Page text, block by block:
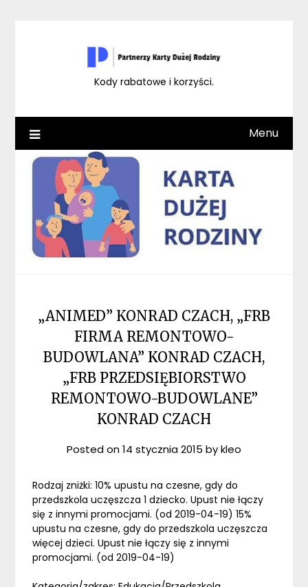
Kody rabatowe i korzyści.
Menu
„ANIMED” KONRAD CZACH, „FRB
FIRMA REMONTOWO-
BUDOWLANA” KONRAD CZACH,
„FRB PRZEDSIĘBIORSTWO
REMONTOWO-BUDOWLANE”
KONRAD CZACH
Posted on14 stycznia 2015 bykleo
Rodzaj zniżki: 10% upustu na czesne, gdy do
przedszkola uczęszcza 1 dziecko. Upust nie łączy
się z innymi promocjami. (od 2019-04-19) 15%
upustu na czesne, gdy do przedszkola uczęszcza
więcej dzieci. Upust nie łączy się z innymi
promocjami. (od 2019-04-19)